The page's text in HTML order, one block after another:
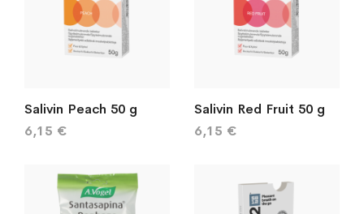
Salivin Peach 50 g
6,15 €
Salivin Red Fruit 50 g
6,15 €